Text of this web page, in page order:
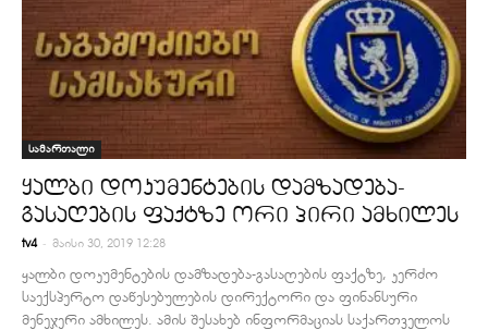
სამართალი
ყალბი დოკუმენტების დამზადება-
გასაღების ფაქტზე ორი პირი ამხილეს
tv4 - მაისი 30, 2019 12:28
ყალბი დოკუმენტების დამზადება-გასაღების ფაქტზე, კერძო
საექსპერტო დაწესებულების დირექტორი და ფინანსური
მენეჯერი ამხილეს. ამის შესახებ ინფორმაციას საქართველოს